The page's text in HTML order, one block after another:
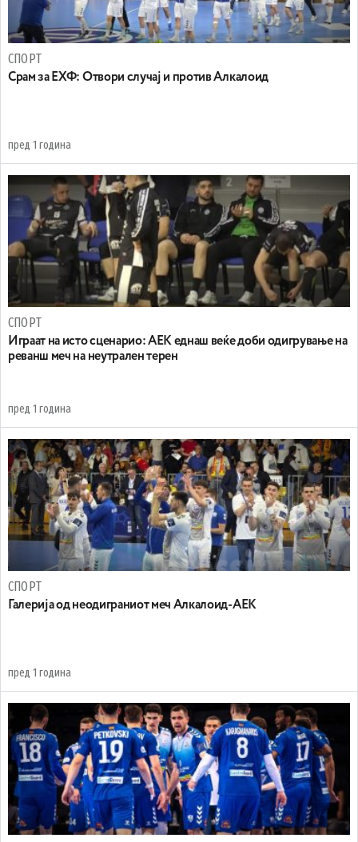
СПОРТ
Срам за ЕХФ: Oтвори случај и против Алкалоид
пред 1 година
СПОРТ
Играат на исто сценарио: АЕК еднаш веќе доби одигрување на
реванш меч на неутрален терен
пред 1 година
СПОРТ
Галерија од неодиграниот меч Алкалоид-АЕК
пред 1 година